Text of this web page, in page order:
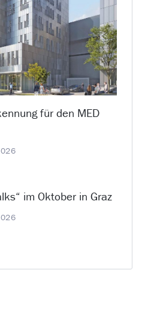
für den MED
im Oktober in Graz